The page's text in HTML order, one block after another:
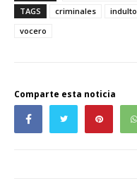
TAGS
criminales indulto
vocero
Comparte esta noticia